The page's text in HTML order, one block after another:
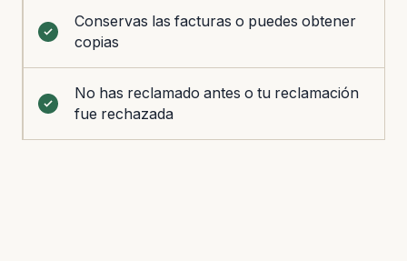
Conservas las facturas o puedes obtener
copias
No has reclamado antes o tu reclamación
fue rechazada